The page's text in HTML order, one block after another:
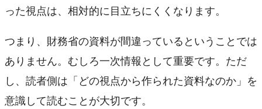
った視点は、相対的に目立ちにくくなります。
つまり、財務省の資料が間違っているということでは
ありません。むしろ一次情報として重要です。ただ
し、読者側は「どの視点から作られた資料なのか」を
意識して読むことが大切です。